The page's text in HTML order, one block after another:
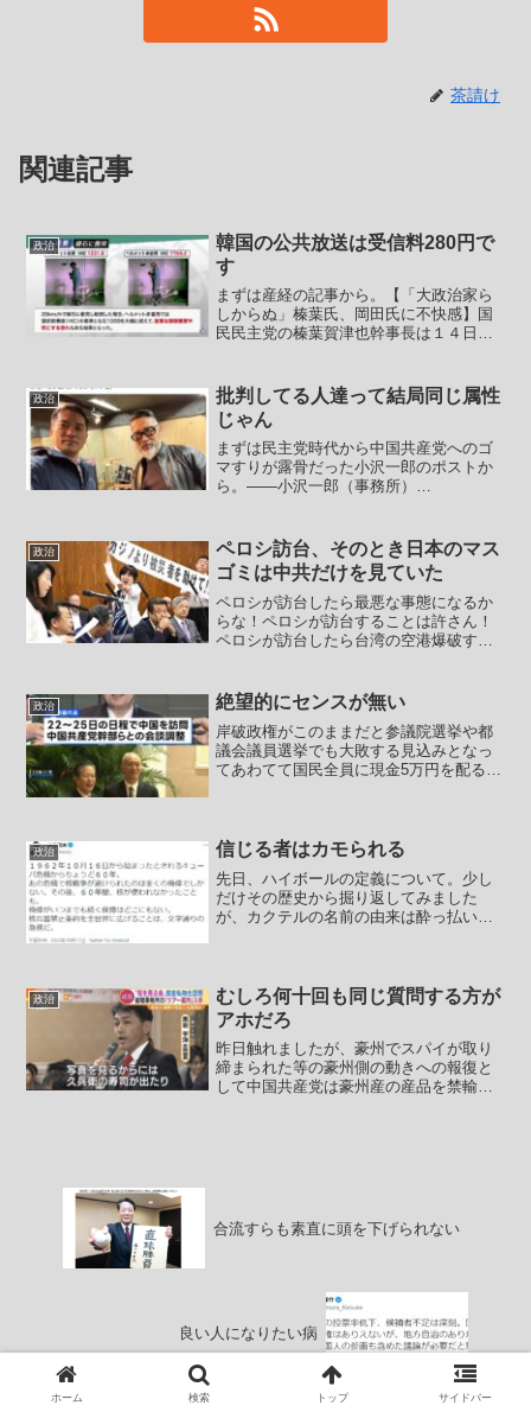
茶請け
関連記事
政治
韓国の公共放送は受信料280円で
す
まずは産経の記事から。【「大政治家ら
しからぬ」榛葉氏、岡田氏に不快感】国
民民主党の榛葉賀津也幹事長は１４日の
い」と述べた立憲民主党の岡田克也幹事
長に不快感を示した。「大...
政治
批判してる人達って結局同じ属性
じゃん
まずは民主党時代から中国共産党へのゴ
マすりが露骨だった小沢一郎のポストか
ら。――小沢一郎（事務所）
冷静。当たり前。今回の件は、高市総理
が一人勝手に暴走し、対...
政治
ペロシ訪台、そのとき日本のマス
ゴミは中共だけを見ていた
ペロシが訪台したら最悪な事態になるか
らな！ペロシが訪台することは許さん！
ペロシが訪台したら台湾の空港爆破する
やったぞ！と、どんどんしょぼくなって
行った中共を無視してペロ...
政治 絶望的にセンスが無い
岸破政権がこのままだと参議院選挙や都
議会議員選挙でも大敗する見込みとなっ
てあわてて国民全員に現金5万円を配ると
ったところなのでしょう...
政治 信じる者はカモられる
先日、ハイボールの定義について。少し
だけその歴史から掘り返してみました
が、カクテルの名前の由来は酔っ払いの
たりします。特に有名なのは...
政治
むしろ何十回も同じ質問する方が
アホだろ
昨日触れましたが、豪州でスパイが取り
締まられた等の豪州側の動きへの報復と
して中国共産党は豪州産の産品を禁輸に
合流すらも素直に頭を下げられない
良い人になりたい病
ホーム 検索 トップ サイドバー